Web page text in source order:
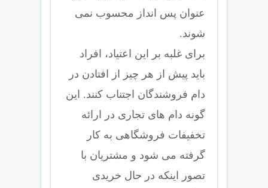
عنوان پس انداز محسوب نمی
شوند.
برای غلبه بر این اعتیاد، افراد
باید پیش از هر چیز از افتادن در
دام فروشندگان اجتناب کنند. این
گونه دام های تجاری در ارائه
تخفیفات فروشگاهی به کار
گرفته می شود و مشتریان با
تصور اینکه در حال خریدی